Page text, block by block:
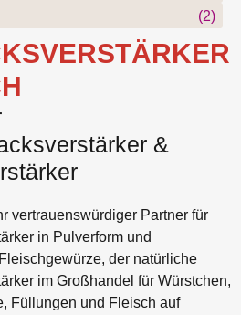
(2)
&
vertrauenswürdiger Partner für
in Pulverform und
der natürliche
im Großhandel für Würstchen,
Füllungen und Fleisch auf